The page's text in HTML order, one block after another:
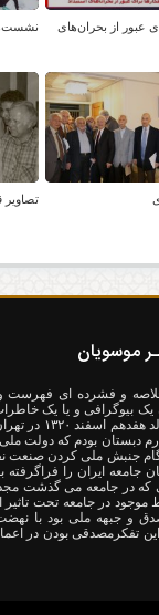
عبور از بحران‌های
تصاویر
موسویان
و فشرده ای
یک بیوگرافی و یا یک
دبستان بودم که دولت
جنبش ملی کردن صنعت
جامعه ایران را فراگرفته
در جامعه می گذشت
موجود در جامعه تحت تاثیر
و جبهه ملی بود با
تفکرمصدقی بودن در